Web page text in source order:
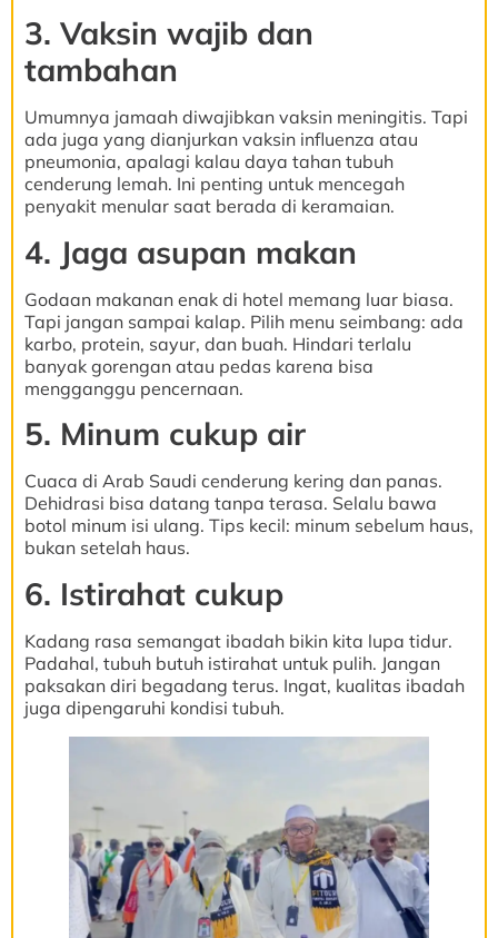
3. Vaksin wajib dan
tambahan
Umumnya jamaah diwajibkan vaksin meningitis. Tapi
ada juga yang dianjurkan vaksin influenza atau
pneumonia, apalagi kalau daya tahan tubuh
cenderung lemah. Ini penting untuk mencegah
penyakit menular saat berada di keramaian.
4. Jaga asupan makan
Godaan makanan enak di hotel memang luar biasa.
Tapi jangan sampai kalap. Pilih menu seimbang: ada
karbo, protein, sayur, dan buah. Hindari terlalu
banyak gorengan atau pedas karena bisa
mengganggu pencernaan.
5. Minum cukup air
Cuaca di Arab Saudi cenderung kering dan panas.
Dehidrasi bisa datang tanpa terasa. Selalu bawa
botol minum isi ulang. Tips kecil: minum sebelum haus,
bukan setelah haus.
6. Istirahat cukup
Kadang rasa semangat ibadah bikin kita lupa tidur.
Padahal, tubuh butuh istirahat untuk pulih. Jangan
paksakan diri begadang terus. Ingat, kualitas ibadah
juga dipengaruhi kondisi tubuh.